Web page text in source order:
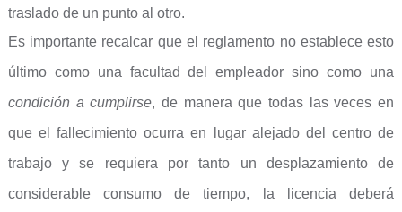
traslado de un punto al otro.
Es importante recalcar que el reglamento no establece esto
último como una facultad del empleador sino como una
condición a cumplirse, de manera que todas las veces en
que el fallecimiento ocurra en lugar alejado del centro de
trabajo y se requiera por tanto un desplazamiento de
considerable consumo de tiempo, la licencia deberá